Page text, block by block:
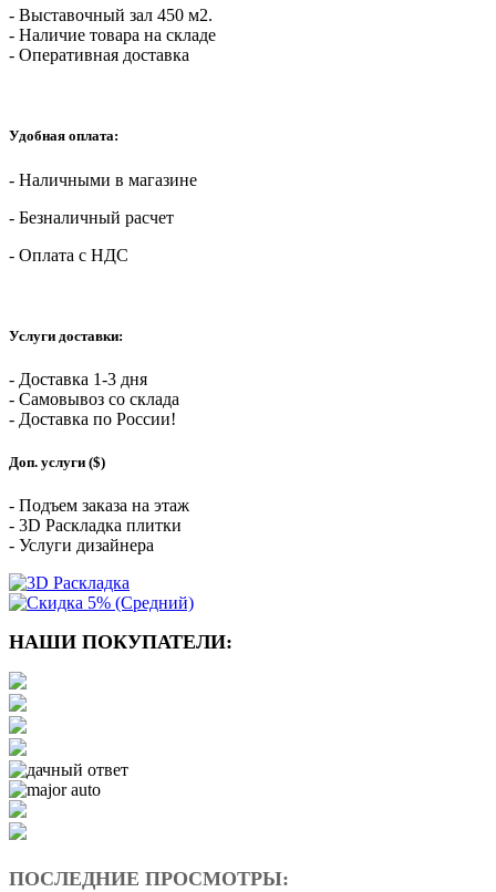
- Выставочный зал 450 м2.
- Наличие товара на складе
- Оперативная доставка
Удобная оплата:
- Наличными в магазине
- Безналичный расчет
- Оплата с НДС
Услуги доставки:
- Доставка 1-3 дня
- Самовывоз со склада
- Доставка по России!
Доп. услуги ($)
- Подъем заказа на этаж
- 3D Раскладка плитки
- Услуги дизайнера
НАШИ ПОКУПАТЕЛИ:
ПОСЛЕДНИЕ ПРОСМОТРЫ: